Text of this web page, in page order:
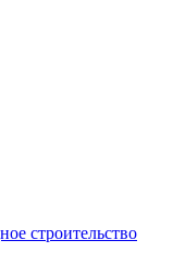
строительство